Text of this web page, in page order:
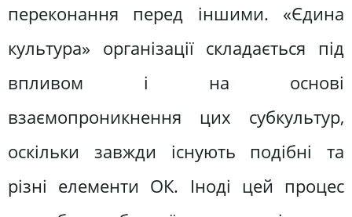
переконання перед іншими. «Єдина
культура» організації складається під
впливом і на основі
взаємопроникнення цих субкультур,
оскільки завжди існують подібні та
різні елементи ОК. Іноді цей процес